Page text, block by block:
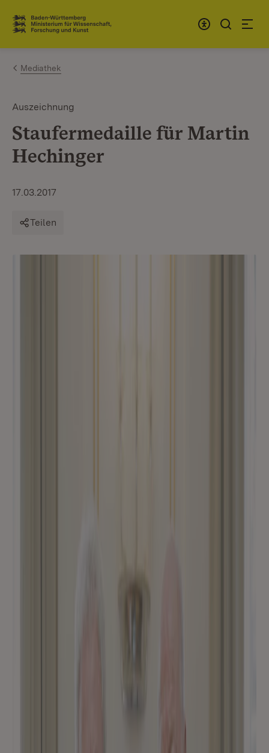
Zum Inhalt springen
Link zur Startseite
Mediathek
Auszeichnung
Staufermedaille für Martin
Hechinger
17.03.2017
Teilen